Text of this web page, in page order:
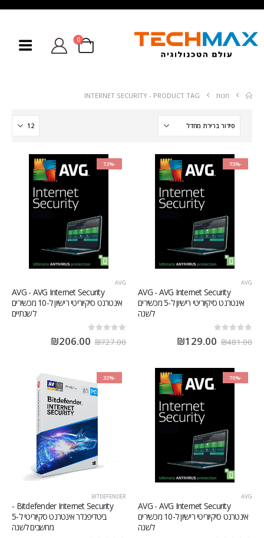
0
חנות PRODUCT TAG -
INTERNET SECURITY
-73%
AVG
AVG - AVG Internet Security
אינטרנט סיקיוריטי רישיון ל-5 מכשירים
לשנה
₪481.00
₪129.00
-72%
AVG
AVG - AVG Internet Security
אינטרנט סיקיוריטי רישיון ל-10 מכשירים
לשנתיים
₪727.00
₪206.00
-70%
AVG
AVG - AVG Internet Security
אינטרנט סיקיוריטי רישיון ל-10 מכשירים
לשנה
-32%
BITDEFENDER
Bitdefender Internet Security -
ביטדיפנדר אינטרנט סקיוריטי ל-5
מחשבים לשנה